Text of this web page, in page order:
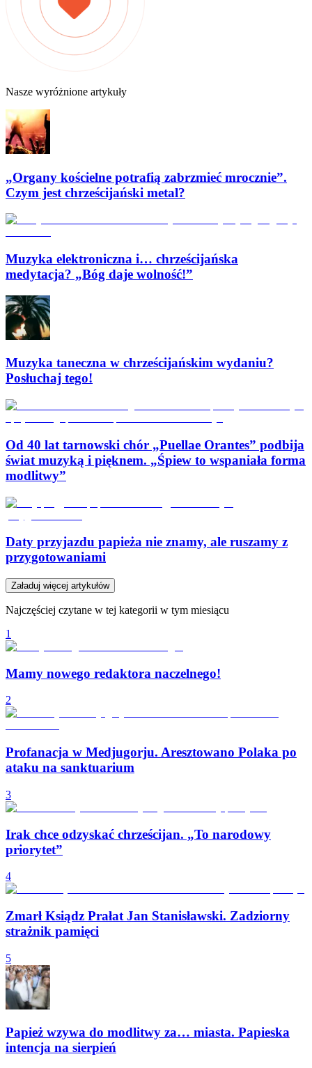
Nasze wyróżnione artykuły
„Organy kościelne potrafią zabrzmieć mrocznie”.
Czym jest chrześcijański metal?
Muzyka elektroniczna i… chrześcijańska
medytacja? „Bóg daje wolność!”
Muzyka taneczna w chrześcijańskim wydaniu?
Posłuchaj tego!
Od 40 lat tarnowski chór „Puellae Orantes” podbija
świat muzyką i pięknem. „Śpiew to wspaniała forma
modlitwy”
Daty przyjazdu papieża nie znamy, ale ruszamy z
przygotowaniami
Załaduj więcej artykułów
Najczęściej czytane w tej kategorii w tym miesiącu
1
Mamy nowego redaktora naczelnego!
2
Profanacja w Medjugorju. Aresztowano Polaka po
ataku na sanktuarium
3
Irak chce odzyskać chrześcijan. „To narodowy
priorytet”
4
Zmarł Ksiądz Prałat Jan Stanisławski. Zadziorny
strażnik pamięci
5
Papież wzywa do modlitwy za… miasta. Papieska
intencja na sierpień